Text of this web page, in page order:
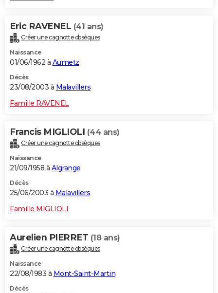
Eric RAVENEL (41 ans)
Créer une cagnotte obsèques
Naissance
01/06/1962 à Aumetz
Décès
23/08/2003 à Malavillers
Famille RAVENEL
Francis MIGLIOLI (44 ans)
Créer une cagnotte obsèques
Naissance
21/09/1958 à Algrange
Décès
25/06/2003 à Malavillers
Famille MIGLIOLI
Aurelien PIERRET (18 ans)
Créer une cagnotte obsèques
Naissance
22/08/1983 à Mont-Saint-Martin
Décès